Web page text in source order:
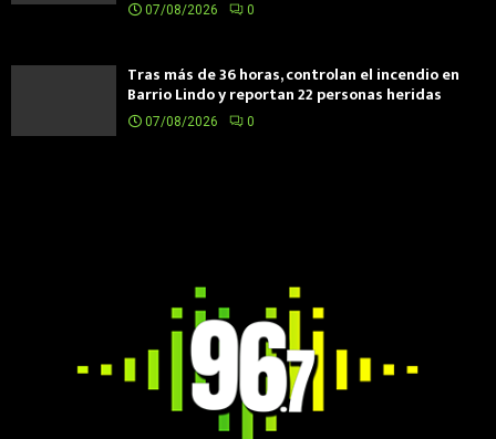
07/08/2026 0
Tras más de 36 horas, controlan el incendio en
Barrio Lindo y reportan 22 personas heridas
07/08/2026 0